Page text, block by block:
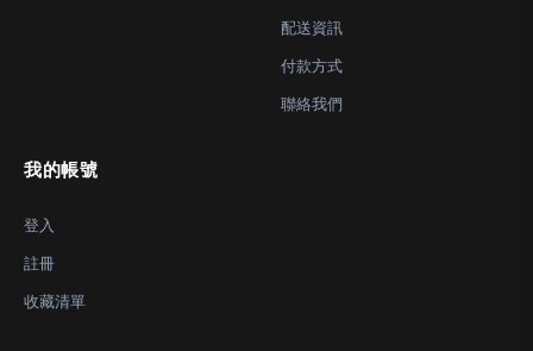
配送資訊
付款方式
聯絡我們
我的帳號
登入
註冊
收藏清單